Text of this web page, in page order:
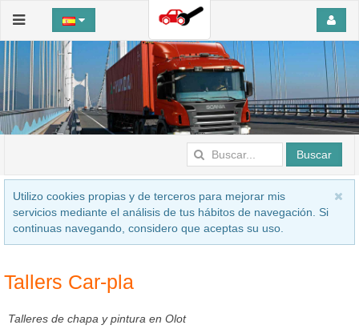
Buscar
Utilizo cookies propias y de terceros para mejorar mis
servicios mediante el análisis de tus hábitos de navegación. Si
continuas navegando, considero que aceptas su uso.
Tallers Car-pla
Talleres de chapa y pintura en Olot